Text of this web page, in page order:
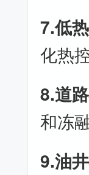
7.低
化热
8.道
和冻
9.油